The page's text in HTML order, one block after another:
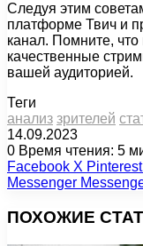
Следуя этим
платформе Твич и
канал. Помните,
качественные
вашей аудиторией.
Теги
анализ зрителей
14.09.2023
0 Время чтения: 5
Facebook X Pinterest
Messenger
ПОХОЖИЕ